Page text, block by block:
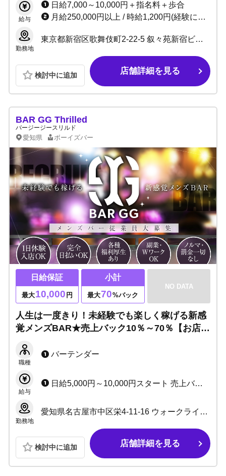
給与
日給7,000～10,000円＋指名料＋歩合
月給250,000円以上 / 時給1,200円(経験により応相談)
勤務地
東京都新宿区歌舞伎町2-22-5 叙々苑新宿ビルII B1F
検討中に追加 店舗詳細を見る
BAR GG Thrilled
バージージースリルド
愛知県 ボーイズバー
日給保証
最大10,000 円
小計
最大70%バック
NO DATA
人生は一度きり！未経験でも楽しく稼げる新感
覚メンズBAR★売上バック10％～70％【お店か
ープです！
職種
バーテンダー
給与
日給5,000円～10,000円スタート 売上バックあり（10％～70％） 未経験から月収100万も可能です！ 更に出勤時間遅れシステム採用により、給料変わらずの時短勤務可能！
勤務地
愛知県名古屋市中区栄4-11-16 ウォークライオンビル 5F 501
検討中に追加 店舗詳細を見る